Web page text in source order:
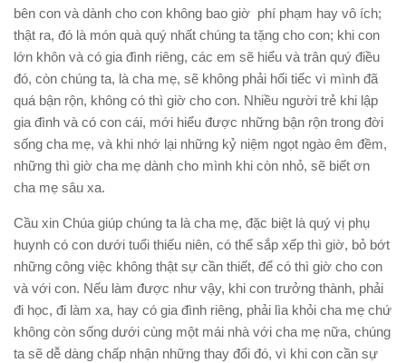
bên con và dành cho con không bao giờ phí phạm hay vô ích;
thật ra, đó là món quà quý nhất chúng ta tặng cho con; khi con
lớn khôn và có gia đình riêng, các em sẽ hiểu và trân quý điều
đó, còn chúng ta, là cha mẹ, sẽ không phải hối tiếc vì mình đã
quá bận rộn, không có thì giờ cho con. Nhiều người trẻ khi lập
gia đình và có con cái, mới hiểu được những bận rộn trong đời
sống cha mẹ, và khi nhớ lại những kỷ niệm ngọt ngào êm đềm,
những thì giờ cha mẹ dành cho mình khi còn nhỏ, sẽ biết ơn
cha mẹ sâu xa.
Cầu xin Chúa giúp chúng ta là cha mẹ, đặc biệt là quý vị phụ
huynh có con dưới tuổi thiếu niên, có thể sắp xếp thì giờ, bỏ bớt
những công việc không thật sự cần thiết, để có thì giờ cho con
và với con. Nếu làm được như vậy, khi con trưởng thành, phải
đi học, đi làm xa, hay có gia đình riêng, phải lìa khỏi cha mẹ chứ
không còn sống dưới cùng một mái nhà với cha mẹ nữa, chúng
ta sẽ dễ dàng chấp nhận những thay đổi đó, vì khi con cần sự